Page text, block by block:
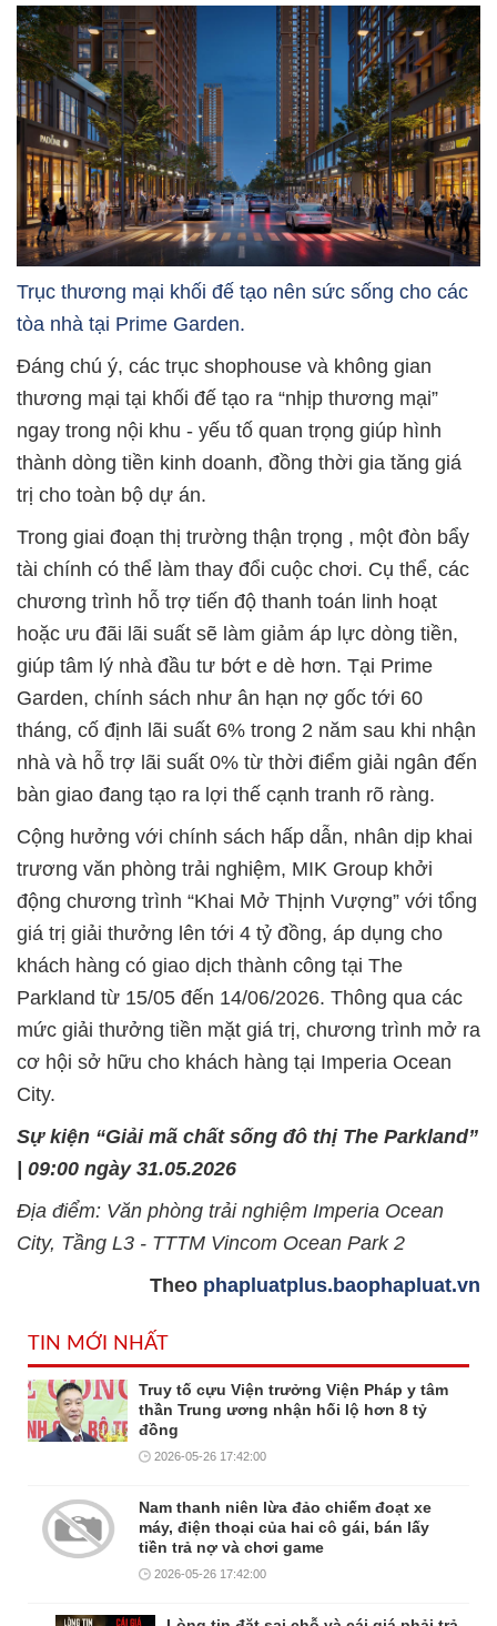
Trục thương mại khối đế tạo nên sức sống cho các
tòa nhà tại Prime Garden.
Đáng chú ý, các trục shophouse và không gian
thương mại tại khối đế tạo ra “nhịp thương mại”
ngay trong nội khu - yếu tố quan trọng giúp hình
thành dòng tiền kinh doanh, đồng thời gia tăng giá
trị cho toàn bộ dự án.
Trong giai đoạn thị trường thận trọng , một đòn bẩy
tài chính có thể làm thay đổi cuộc chơi. Cụ thể, các
chương trình hỗ trợ tiến độ thanh toán linh hoạt
hoặc ưu đãi lãi suất sẽ làm giảm áp lực dòng tiền,
giúp tâm lý nhà đầu tư bớt e dè hơn. Tại Prime
Garden, chính sách như ân hạn nợ gốc tới 60
tháng, cố định lãi suất 6% trong 2 năm sau khi nhận
nhà và hỗ trợ lãi suất 0% từ thời điểm giải ngân đến
bàn giao đang tạo ra lợi thế cạnh tranh rõ ràng.
Cộng hưởng với chính sách hấp dẫn, nhân dịp khai
trương văn phòng trải nghiệm, MIK Group khởi
động chương trình “Khai Mở Thịnh Vượng” với tổng
giá trị giải thưởng lên tới 4 tỷ đồng, áp dụng cho
khách hàng có giao dịch thành công tại The
Parkland từ 15/05 đến 14/06/2026. Thông qua các
mức giải thưởng tiền mặt giá trị, chương trình mở ra
cơ hội sở hữu cho khách hàng tại Imperia Ocean
City.
Sự kiện “Giải mã chất sống đô thị The Parkland”
| 09:00 ngày 31.05.2026
Địa điểm: Văn phòng trải nghiệm Imperia Ocean
City, Tầng L3 - TTTM Vincom Ocean Park 2
Theo phapluatplus.baophapluat.vn
TIN MỚI NHẤT
Truy tố cựu Viện trưởng Viện Pháp y tâm
thần Trung ương nhận hối lộ hơn 8 tỷ
đồng
2026-05-26 17:42:00
Nam thanh niên lừa đảo chiếm đoạt xe
máy, điện thoại của hai cô gái, bán lấy
tiền trả nợ và chơi game
2026-05-26 17:42:00